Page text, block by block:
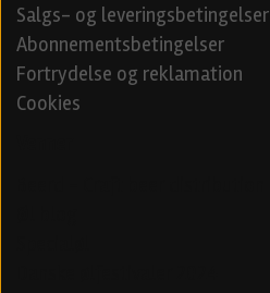
Salgs- og leveringsbetingelser
Abonnementsbetingelser
Fortrydelse og reklamation
Cookies